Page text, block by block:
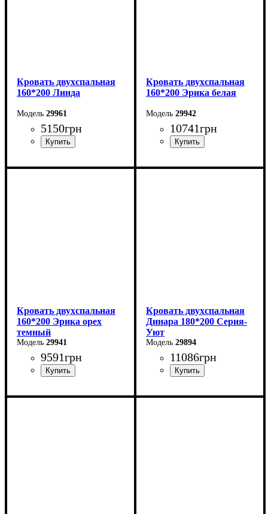
Кровать двухспальная
160*200 Линда
29961
5150грн
Ширина: 164,6 см
Кровать двухспальная
160*200 Эрика белая
29942
10741грн
Ширина: 160 см
Кровать двухспальная
160*200 Эрика орех
темный
29941
9591грн
Ширина: 160 см
Кровать двухспальная
Динара 180*200 Серия-
Уют
29894
11086грн
Ширина: 180 см